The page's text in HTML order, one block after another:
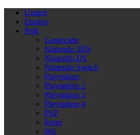
Uutiset
Etusivu
Pelit
Gamecube
Nintendo 3DS
Nintendo DS
Nintendo Switch
Playstation
Playstation 2
Playstation 3
Playstation 4
PSP
Retro
Wii